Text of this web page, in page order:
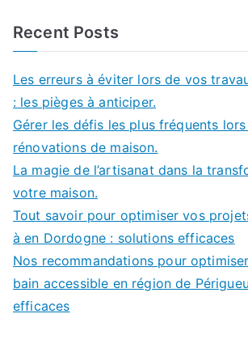
Recent Posts
Les erreurs à éviter lors de vos
: les pièges à anticiper.
Gérer les défis les plus fréquents
rénovations de maison.
La magie de l’artisanat dans la
votre maison.
Tout savoir pour optimiser vos
à en Dordogne : solutions efficaces
Nos recommandations pour
bain accessible en région de
efficaces